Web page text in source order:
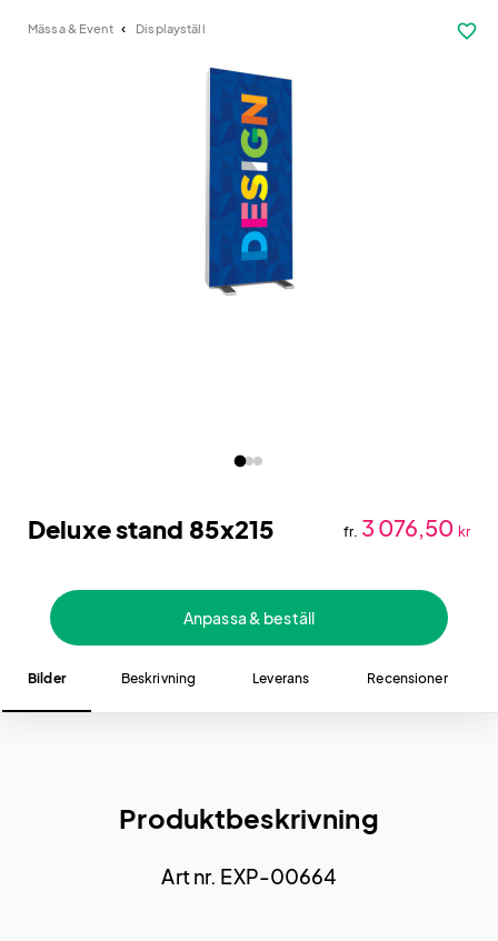
Mässa & Event Displayställ favorite_border
Deluxe stand 85x215 fr. 3 076,50 kr
Anpassa & beställ
Bilder Beskrivning Leverans Recensioner
Produktbeskrivning
Art nr. EXP-00664